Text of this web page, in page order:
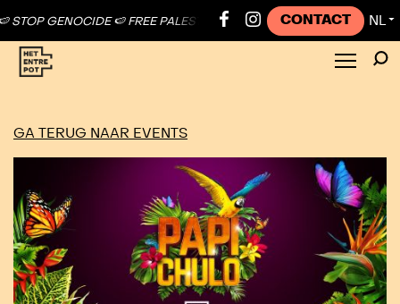
GENOCIDE 🍉 FREE PALESTINE ● 🍉 STOP GENOCIDE 🍉 FREE
CONTACT NL ▼
GA TERUG NAAR EVENTS